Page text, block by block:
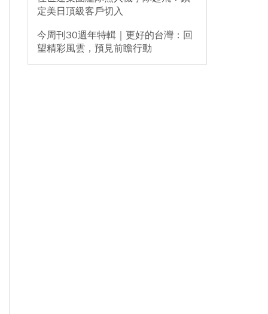
定美日頂級客戶切入
今周刊30週年特輯｜更好的台灣：回
望精彩風雲，預見前瞻行動